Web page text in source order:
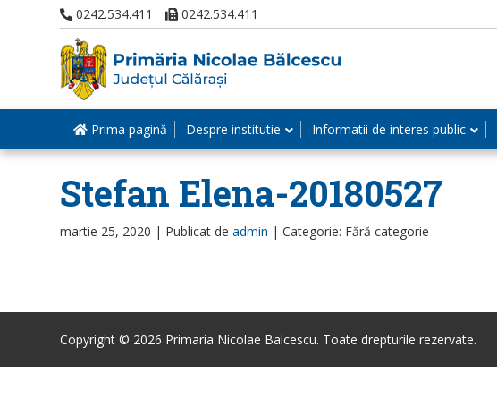
0242.534.411 0242.534.411
Prima pagină Despre institutie Informatii de interes public
Stefan Elena-20180527
martie 25, 2020 | Publicat de admin | Categorie: Fără categorie
Copyright © 2026 Primaria Nicolae Balcescu. Toate drepturile rezervate.